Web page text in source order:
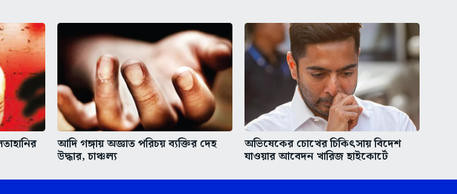
আদি গঙ্গায় অজ্ঞাত পরিচয় ব্যক্তির দেহ
উদ্ধার, চাঞ্চল্য
অভিষেকের চোখের চিকিৎসায় বিদেশ
যাওয়ার আবেদন খারিজ হাইকোর্টে